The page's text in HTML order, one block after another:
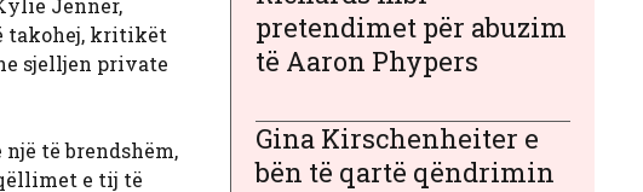
Jenner,
takohej, kritikët
sjelljen private
të brendshëm,
e tij të
pretendimet për abuzim
të Aaron Phypers
Gina Kirschenheiter e
bën të qartë qëndrimin